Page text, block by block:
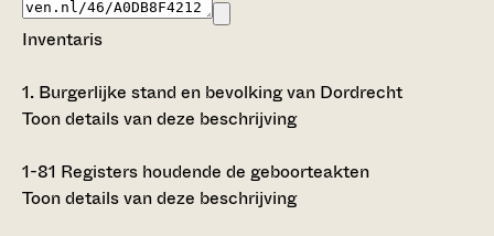
Inventaris
1. Burgerlijke stand en bevolking van Dordrecht
Toon details van deze beschrijving
1-81 Registers houdende de geboorteakten
Toon details van deze beschrijving